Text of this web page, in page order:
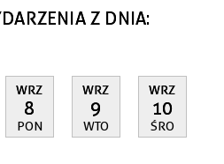
Z DNIA:
WRZ
8
PON
WRZ
9
WTO
WRZ
10
ŚRO